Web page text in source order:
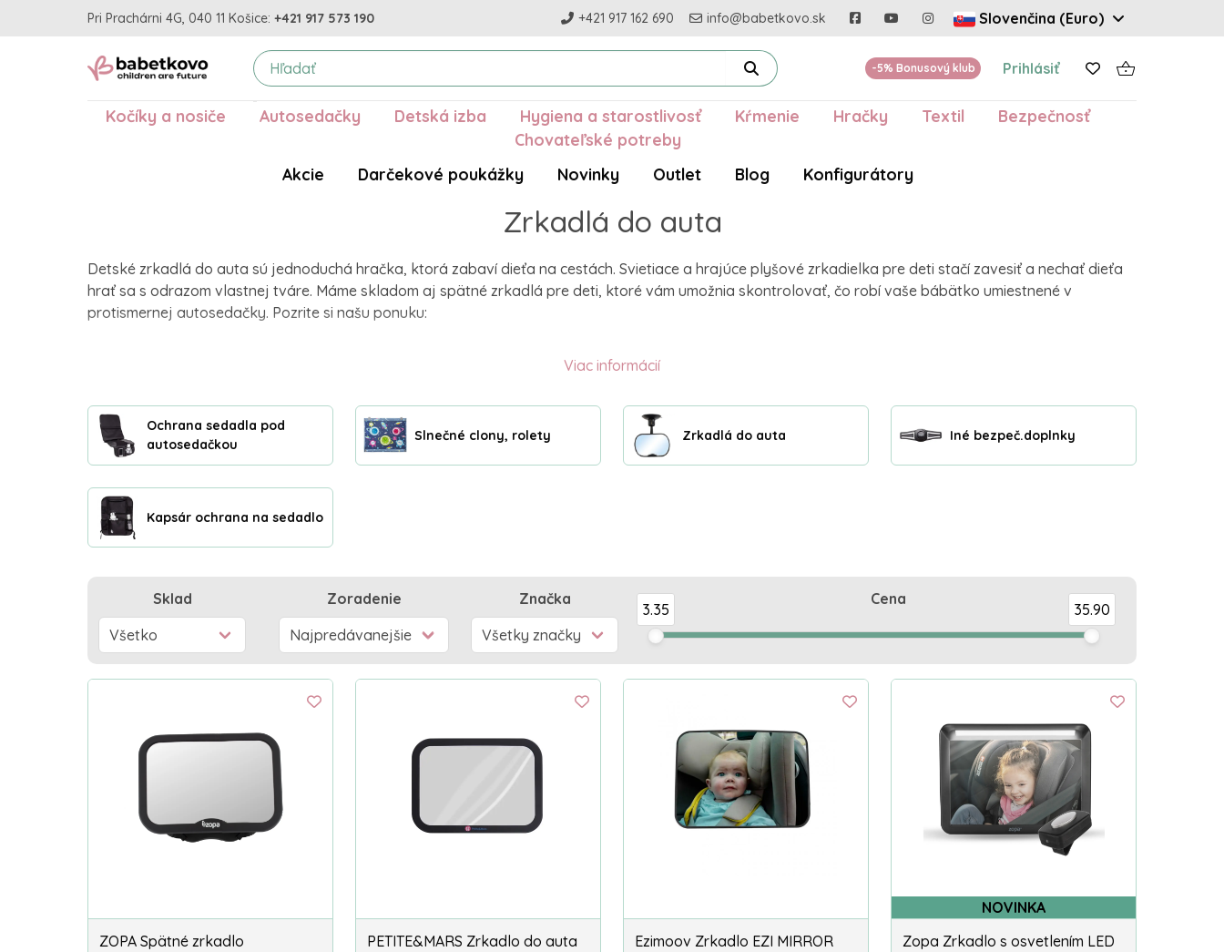
Pri Prachárni 4G, 040 11 Košice: +421 917 573 190 +421 917 162 690 info@babetkovo.sk Slovenčina (Euro)
-5% Bonusový klub Prihlásiť
Kočíky a nosiče Autosedačky Detská izba Hygiena a starostlivosť Kŕmenie Hračky Textil
Bezpečnosť
Chovateľské potreby
Akcie
Darčekové poukážky Novinky Outlet Blog Konfigurátory
Zrkadlá do auta
Detské zrkadlá do auta sú jednoduchá hračka, ktorá zabaví dieťa na cestách. Svietiace a hrajúce plyšové zrkadielka pre deti stačí zavesiť a nechať dieťa
hrať sa s odrazom vlastnej tváre. Máme skladom aj spätné zrkadlá pre deti, ktoré vám umožnia skontrolovať, čo robí vaše bábätko umiestnené v
protismernej autosedačky. Pozrite si našu ponuku:
Viac informácií
Ochrana sedadla pod
autosedačkou
Slnečné clony, rolety Zrkadlá do auta Iné bezpeč.doplnky
Kapsár ochrana na sedadlo
Sklad Zoradenie Značka Cena
3.35 35.90
ZOPA Spätné zrkadlo
PETITE&MARS Zrkadlo do auta
Ezimoov Zrkadlo EZI MIRROR
NOVINKA
Zopa Zrkadlo s osvetlením LED